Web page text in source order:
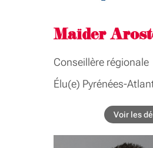
Voir les
Maïder
Conseillère régionale
Élu(e) Pyrénées-
COMMISSIONS